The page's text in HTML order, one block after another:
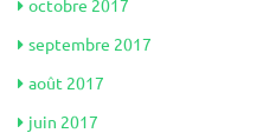
octobre 2017
septembre 2017
août 2017
juin 2017